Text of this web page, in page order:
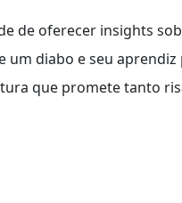
de oferecer insights
um diabo e seu
que promete tanto